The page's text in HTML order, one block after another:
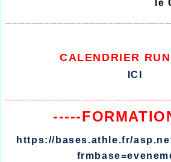
le
CALENDRIER
ICI
-----
https://bases.athle.fr/